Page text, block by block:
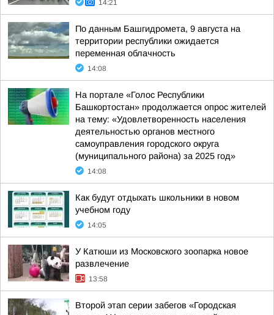
14:21
По данным Башгидромета, 9 августа на
территории республики ожидается
переменная облачность
14:08
На портале «Голос Республики
Башкортостан» продолжается опрос жителей
на тему: «Удовлетворенность населения
деятельностью органов местного
самоуправления городского округа
(муниципального района) за 2025 год»
14:08
Как будут отдыхать школьники в новом
учебном году
14:05
У Катюши из Московского зоопарка новое
развлечение
13:58
Второй этап серии забегов «Городская